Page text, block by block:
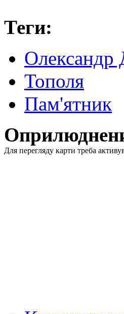
Теги:
Олександр
Тополя
Пам'ятник
Для перегляду карти треба